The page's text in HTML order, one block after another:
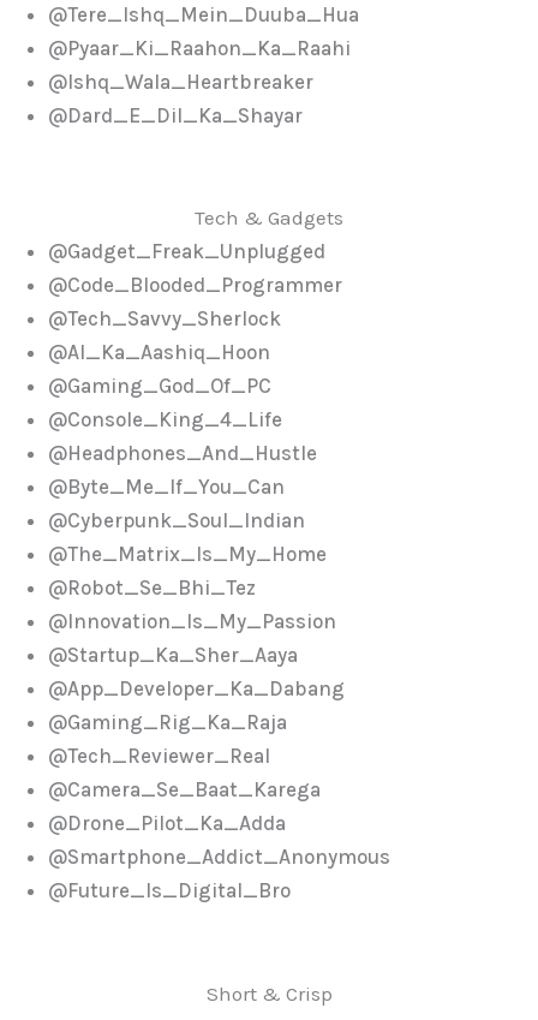
@Tere_Ishq_Mein_Duuba_Hua
@Pyaar_Ki_Raahon_Ka_Raahi
@Ishq_Wala_Heartbreaker
@Dard_E_Dil_Ka_Shayar
Tech & Gadgets
@Gadget_Freak_Unplugged
@Code_Blooded_Programmer
@Tech_Savvy_Sherlock
@AI_Ka_Aashiq_Hoon
@Gaming_God_Of_PC
@Console_King_4_Life
@Headphones_And_Hustle
@Byte_Me_If_You_Can
@Cyberpunk_Soul_Indian
@The_Matrix_Is_My_Home
@Robot_Se_Bhi_Tez
@Innovation_Is_My_Passion
@Startup_Ka_Sher_Aaya
@App_Developer_Ka_Dabang
@Gaming_Rig_Ka_Raja
@Tech_Reviewer_Real
@Camera_Se_Baat_Karega
@Drone_Pilot_Ka_Adda
@Smartphone_Addict_Anonymous
@Future_Is_Digital_Bro
Short & Crisp